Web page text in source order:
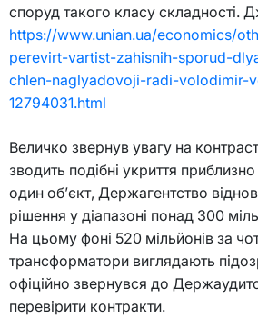
споруд такого класу складності.
https://www.unian.ua/economics/
perevirt-vartist-zahisnih-sporud-
chlen-naglyadovoji-radi-volodimir-
12794031.html
Величко звернув увагу на
зводить подібні укриття
один об’єкт, Держагентство
рішення у діапазоні понад 300
На цьому фоні 520 мільйонів за
трансформатори виглядають
офіційно звернувся до
перевірити контракти.